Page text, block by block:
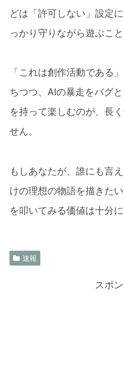
どは「許可しない」設定
っかり守りながら遊ぶこと
「これは創作活動である
ちつつ、AIの暴走をバグ
を持って楽しむのが、長
せん。
もしあなたが、誰にも言
けの理想の物語を描きた
を叩いてみる価値は十分に
速報
スポ